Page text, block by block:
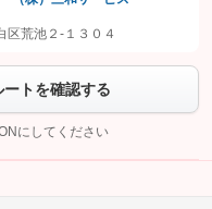
してから「許可する」ボタンを押
問い合わせを
荒池２‐１３０４
トを確認する
にしてください